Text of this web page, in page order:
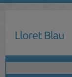
contenido